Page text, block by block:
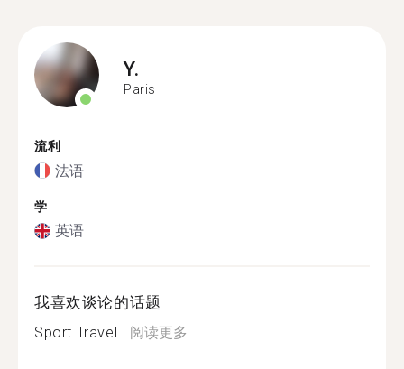
Y.
Paris
流利
法语
学
英语
我喜欢谈论的话题
Sport Travel...阅读更多